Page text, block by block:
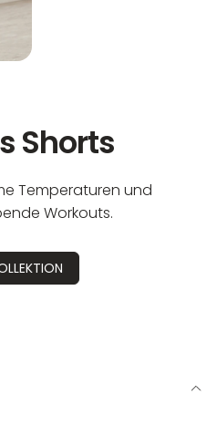
Shorts
Temperaturen und
Workouts.